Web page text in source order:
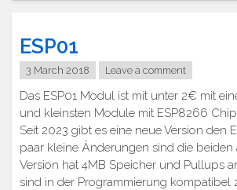
ESP01
3 March 2018 Leave a comment
Das ESP01 Modul ist mit unter 2€ mit
und kleinsten Module mit ESP8266
Seit 2023 gibt es eine neue Version den
paar kleine Änderungen sind die beiden
Version hat 4MB Speicher und Pullups
sind in der Programmierung kompatibel